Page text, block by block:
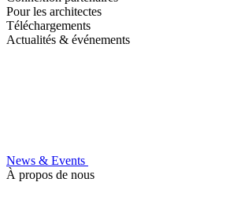
Pour les architectes
Téléchargements
Actualités & événements
News & Events
À propos de nous